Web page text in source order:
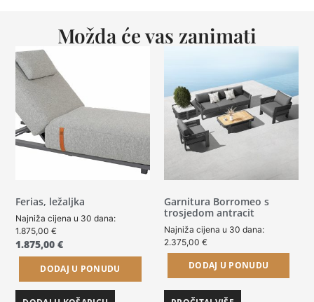
Možda će vas zanimati
Ferias, ležaljka
Najniža cijena u 30 dana:
1.875,00€
1.875,00€
DODAJ U PONUDU
Garnitura Borromeo s
trosjedom antracit
Najniža cijena u 30 dana:
2.375,00 €
DODAJ U PONUDU